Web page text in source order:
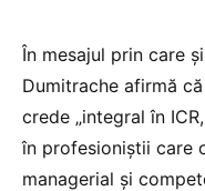
În mesajul prin care
Dumitrache afirmă
crede „integral în
în profesioniștii care
managerial și